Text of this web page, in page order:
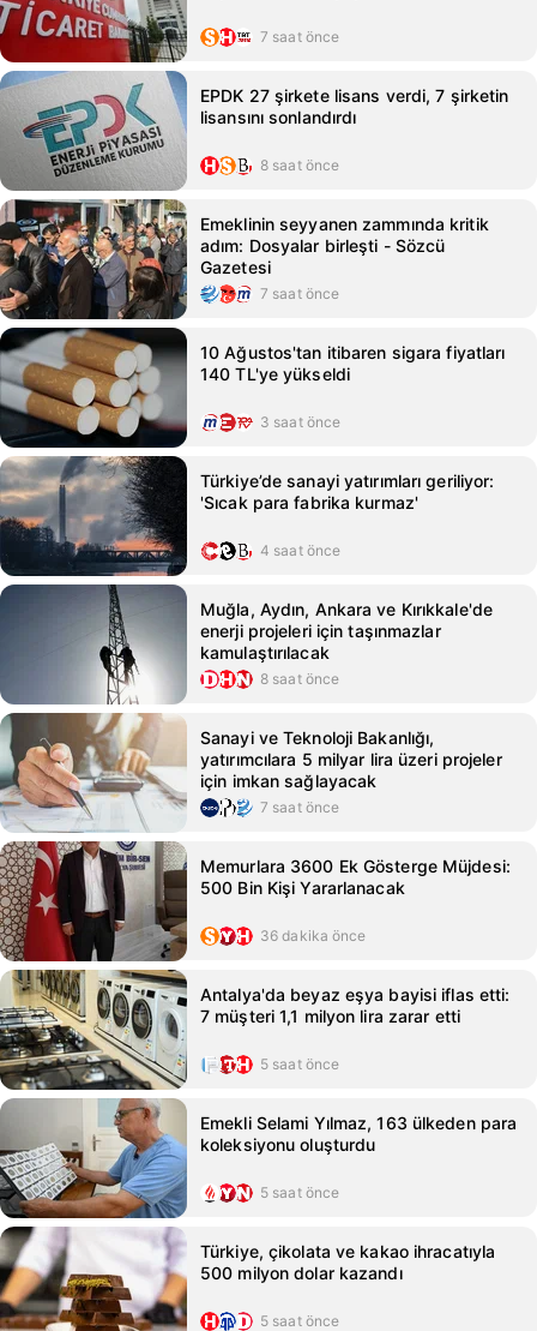
7 saat önce
EPDK 27 şirkete lisans verdi, 7 şirketin
lisansını sonlandırdı
8 saat önce
Emeklinin seyyanen zammında kritik
adım: Dosyalar birleşti - Sözcü
Gazetesi
7 saat önce
10 Ağustos'tan itibaren sigara fiyatları
140 TL'ye yükseldi
3 saat önce
Türkiye’de sanayi yatırımları geriliyor:
'Sıcak para fabrika kurmaz'
4 saat önce
Muğla, Aydın, Ankara ve Kırıkkale'de
enerji projeleri için taşınmazlar
kamulaştırılacak
8 saat önce
Sanayi ve Teknoloji Bakanlığı,
yatırımcılara 5 milyar lira üzeri projeler
için imkan sağlayacak
7 saat önce
Memurlara 3600 Ek Gösterge Müjdesi:
500 Bin Kişi Yararlanacak
36 dakika önce
Antalya'da beyaz eşya bayisi iflas etti:
7 müşteri 1,1 milyon lira zarar etti
5 saat önce
Emekli Selami Yılmaz, 163 ülkeden para
koleksiyonu oluşturdu
5 saat önce
Türkiye, çikolata ve kakao ihracatıyla
500 milyon dolar kazandı
5 saat önce